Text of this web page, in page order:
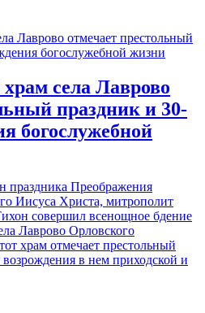
села Лаврово
праздник и 30-
богослужебной
праздника Преображения
Иисуса Христа, митрополит
совершил всенощное бдение
Лаврово Орловского
храм отмечает престольный
в нем приходской и